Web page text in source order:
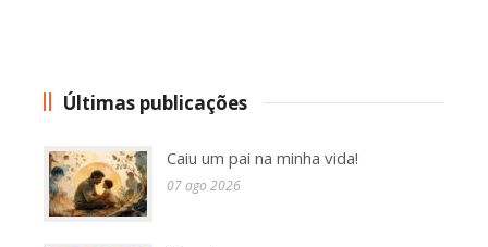
Últimas publicações
Caiu um pai na minha vida!
07 ago 2026